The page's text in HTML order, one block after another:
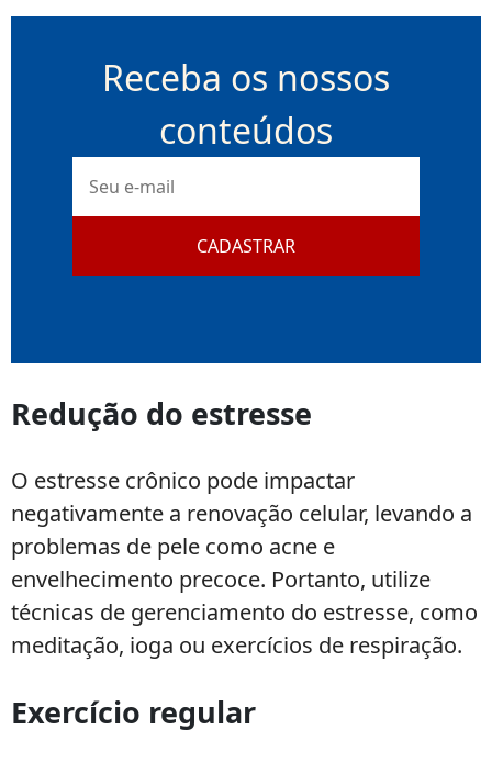
Receba os nossos
conteúdos
mail
CADASTRAR
Redução do estresse
O estresse crônico pode impactar
negativamente a renovação celular, levando a
problemas de pele como acne e
envelhecimento precoce. Portanto, utilize
técnicas de gerenciamento do estresse, como
meditação, ioga ou exercícios de respiração.
Exercício regular